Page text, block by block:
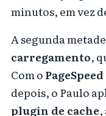
minutos, em vez
A segunda
carregamento,
Com o
depois, o Paulo
plugin de cache,